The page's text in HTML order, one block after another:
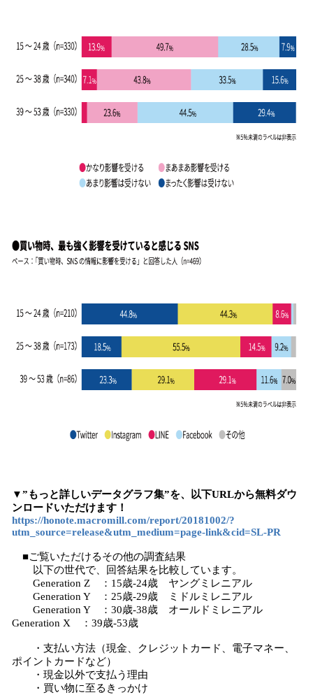
▼”もっと詳しいデータグラフ集”を、以下URLから無料ダウ
ンロードいただけます！
https://honote.macromill.com/report/20181002/?
utm_source=release&utm_medium=page-link&cid=SL-PR
■ご覧いただけるその他の調査結果
以下の世代で、回答結果を比較しています。
Generation Z ：15歳-24歳 ヤングミレニアル
Generation Y ：25歳-29歳 ミドルミレニアル
Generation Y ：30歳-38歳 オールドミレニアル
Generation X ：39歳-53歳
・支払い方法（現金、クレジットカード、電子マネー、
ポイントカードなど）
・現金以外で支払う理由
・買い物に至るきっかけ